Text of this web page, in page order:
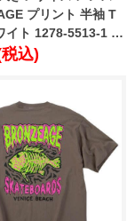
プリント 半袖 T
イト 1278-5513-1 3L
8L
込)